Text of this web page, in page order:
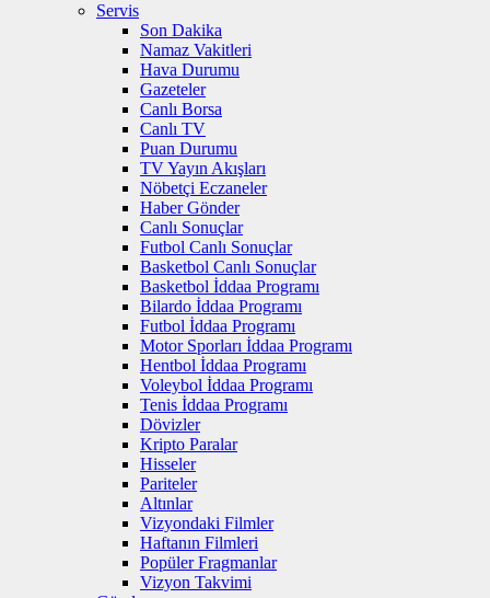
Servis
Son Dakika
Namaz Vakitleri
Hava Durumu
Gazeteler
Canlı Borsa
Canlı TV
Puan Durumu
TV Yayın Akışları
Nöbetçi Eczaneler
Haber Gönder
Canlı Sonuçlar
Futbol Canlı Sonuçlar
Basketbol Canlı Sonuçlar
Basketbol İddaa Programı
Bilardo İddaa Programı
Futbol İddaa Programı
Motor Sporları İddaa Programı
Hentbol İddaa Programı
Voleybol İddaa Programı
Tenis İddaa Programı
Dövizler
Kripto Paralar
Hisseler
Pariteler
Altınlar
Vizyondaki Filmler
Haftanın Filmleri
Popüler Fragmanlar
Vizyon Takvimi